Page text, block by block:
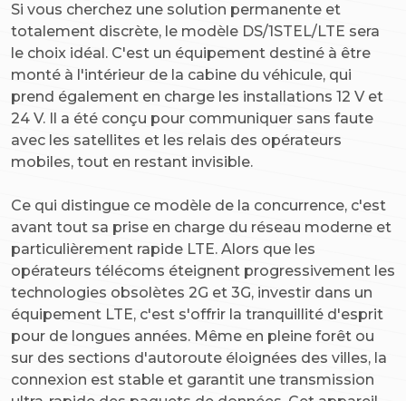
Si vous cherchez une solution permanente et
totalement discrète, le modèle DS/1STEL/LTE sera
le choix idéal. C'est un équipement destiné à être
monté à l'intérieur de la cabine du véhicule, qui
prend également en charge les installations 12 V et
24 V. Il a été conçu pour communiquer sans faute
avec les satellites et les relais des opérateurs
mobiles, tout en restant invisible.
Ce qui distingue ce modèle de la concurrence, c'est
avant tout sa prise en charge du réseau moderne et
particulièrement rapide LTE. Alors que les
opérateurs télécoms éteignent progressivement les
technologies obsolètes 2G et 3G, investir dans un
équipement LTE, c'est s'offrir la tranquillité d'esprit
pour de longues années. Même en pleine forêt ou
sur des sections d'autoroute éloignées des villes, la
connexion est stable et garantit une transmission